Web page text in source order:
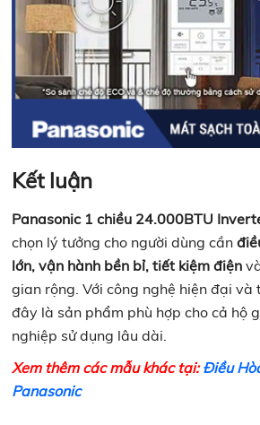
Kết luận
Panasonic 1 chiều 24.000BTU
chọn lý tưởng cho người dùng cần
lớn, vận hành bền bỉ, tiết kiệm điện
gian rộng. Với công nghệ hiện đại và
đây là sản phẩm phù hợp cho cả hộ
nghiệp sử dụng lâu dài.
Xem thêm các mẫu khác tại:Điều
Panasonic